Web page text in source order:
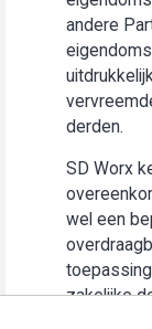
andere
derden.
SD Worx
wel een
zakelijke